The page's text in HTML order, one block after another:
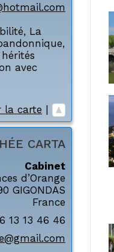
, La
,
avec
la carte |
CARTA
Cabinet
d’Orange
GIGONDAS
France
13 13 46 46